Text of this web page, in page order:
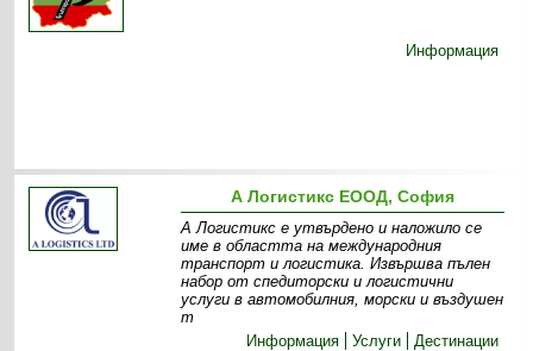
Информация
А Логистикс ЕООД, София
А Логистикс е утвърдено и наложило се
име в областта на международния
транспорт и логистика. Извършва пълен
набор от спедиторски и логистични
услуги в автомобилния, морски и въздушен
т
Информация
Услуги Дестинации